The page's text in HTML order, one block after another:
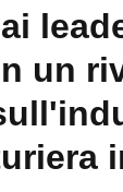
un